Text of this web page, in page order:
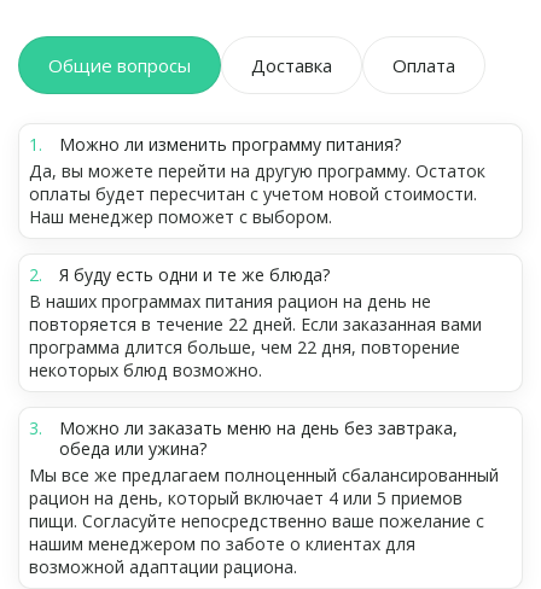
Общие вопросы Доставка Оплата
Можно ли изменить программу питания?
Да, вы можете перейти на другую программу. Остаток
оплаты будет пересчитан с учетом новой стоимости.
Наш менеджер поможет с выбором.
Я буду есть одни и те же блюда?
В наших программах питания рацион на день не
повторяется в течение 22 дней. Если заказанная вами
программа длится больше, чем 22 дня, повторение
некоторых блюд возможно.
Можно ли заказать меню на день без завтрака,
обеда или ужина?
Мы все же предлагаем полноценный сбалансированный
рацион на день, который включает 4 или 5 приемов
пищи. Согласуйте непосредственно ваше пожелание с
нашим менеджером по заботе о клиентах для
возможной адаптации рациона.